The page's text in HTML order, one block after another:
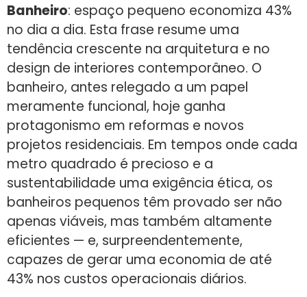
Banheiro: espaço pequeno economiza 43%
no dia a dia. Esta frase resume uma
tendência crescente na arquitetura e no
design de interiores contemporâneo. O
banheiro, antes relegado a um papel
meramente funcional, hoje ganha
protagonismo em reformas e novos
projetos residenciais. Em tempos onde cada
metro quadrado é precioso e a
sustentabilidade uma exigência ética, os
banheiros pequenos têm provado ser não
apenas viáveis, mas também altamente
eficientes — e, surpreendentemente,
capazes de gerar uma economia de até
43% nos custos operacionais diários.